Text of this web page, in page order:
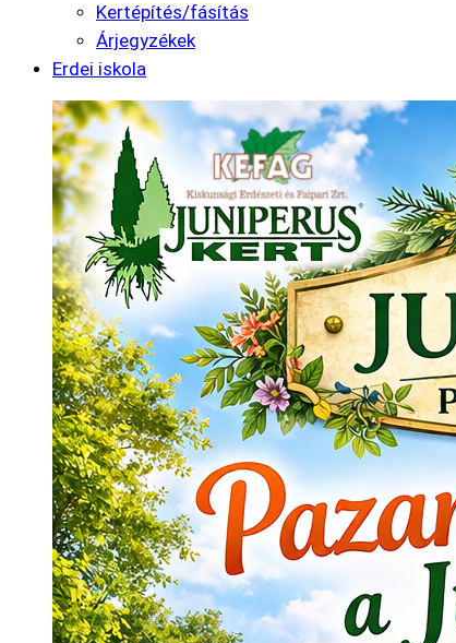
Kertépítés/fásítás
Árjegyzékek
Erdei iskola